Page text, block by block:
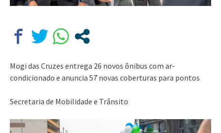
Mogi das Cruzes entrega 26 novos ônibus com ar-
condicionado e anuncia 57 novas coberturas para pontos
Secretaria de Mobilidade e Trânsito